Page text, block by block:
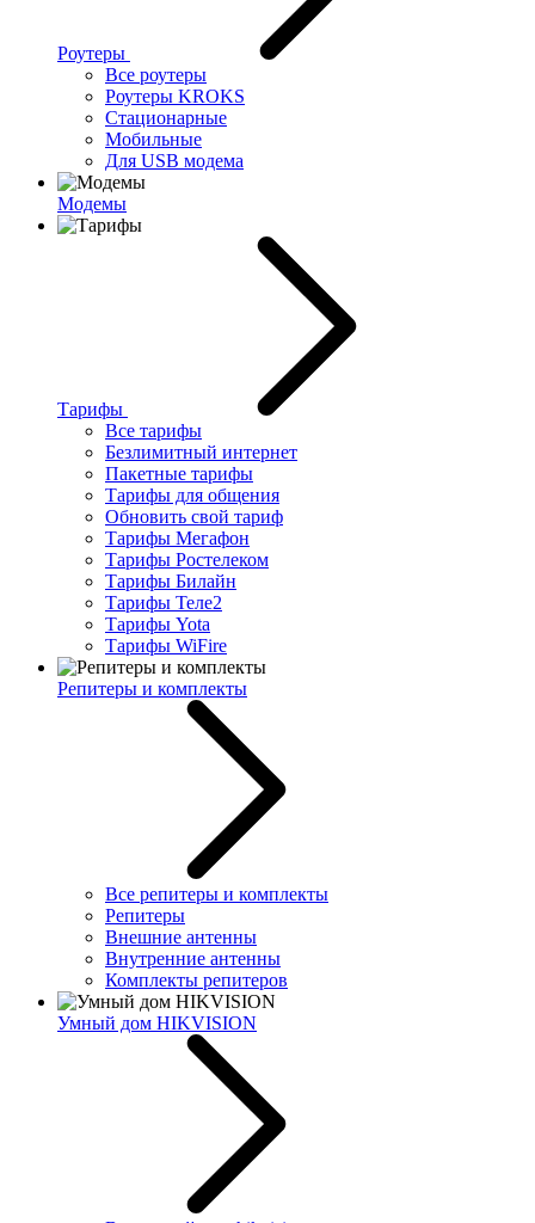
Роутеры
Все роутеры
Роутеры KROKS
Стационарные
Мобильные
Для USB модема
Модемы
Тарифы
Все тарифы
Безлимитный интернет
Пакетные тарифы
Тарифы для общения
Обновить свой тариф
Тарифы Мегафон
Тарифы Ростелеком
Тарифы Билайн
Тарифы Теле2
Тарифы Yota
Тарифы WiFire
Репитеры и комплекты
Все репитеры и комплекты
Репитеры
Внешние антенны
Внутренние антенны
Комплекты репитеров
Умный дом HIKVISION